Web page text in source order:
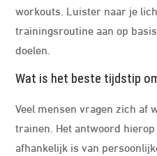
workouts. Luister naar je
trainingsroutine aan op
doelen.
Wat is het beste tijdstip
Veel mensen vragen zich af
trainen. Het antwoord
afhankelijk is van